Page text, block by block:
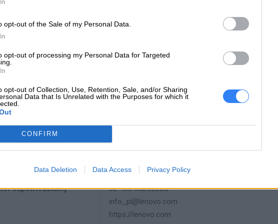
opt-out of the Sale of my Personal Data.
opt-out of processing my Personal Data for Targeted
opt-out of Collection, Use, Retention, Sale, and/or Sharing
Data that Is Unrelated with the Purposes for which it
CONFIRM
Data Deletion Data Access Privacy Policy
5B11A13107
18001 Development Drive
Morrisville, NC 27560 USA
Telefon: +1 (855) 253-6686
https://lenovo.com
odpowiedzialny
ul. Gottlieba Daimlera 1
02-460 Warszawa
info_pl@lenovo.com
https://lenovo.com